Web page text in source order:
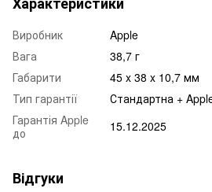
Виробник
Apple
Вага
38,7 г
Габарити
45 x 38 x 10,7 мм
Тип гарантії
Стандартна +
Гарантія Apple
до
15.12.2025
Відгуки